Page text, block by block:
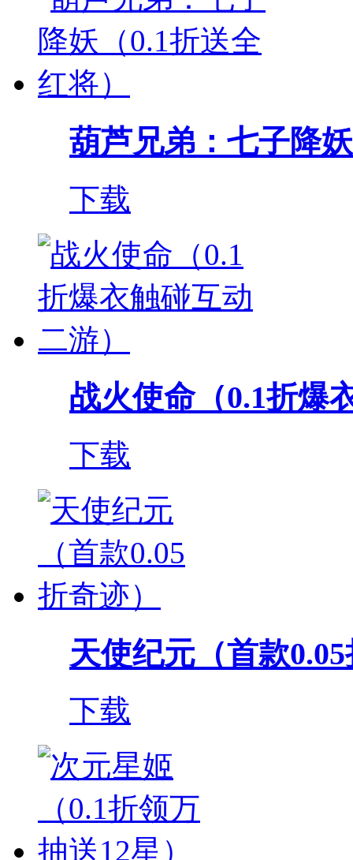
葫芦兄弟：七子降
下载
战火使命（0.1折爆
下载
天使纪元（首款
下载